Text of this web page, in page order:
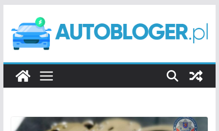
treści